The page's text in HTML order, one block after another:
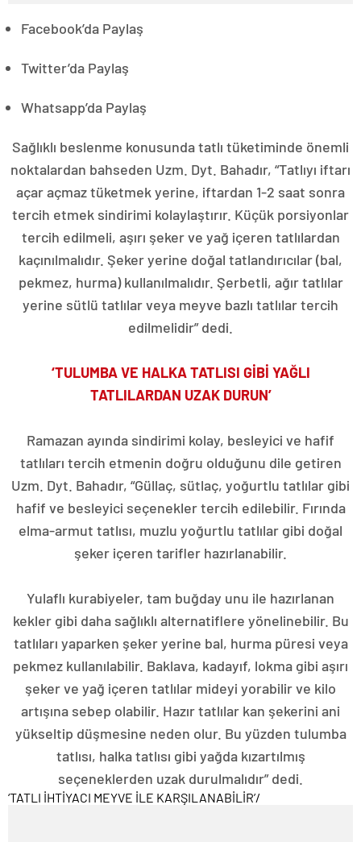
Facebook’da Paylaş
Twitter’da Paylaş
Whatsapp’da Paylaş
Sağlıklı beslenme konusunda tatlı tüketiminde önemli
noktalardan bahseden Uzm. Dyt. Bahadır, “Tatlıyı iftarı
açar açmaz tüketmek yerine, iftardan 1-2 saat sonra
tercih etmek sindirimi kolaylaştırır. Küçük porsiyonlar
tercih edilmeli, aşırı şeker ve yağ içeren tatlılardan
kaçınılmalıdır. Şeker yerine doğal tatlandırıcılar (bal,
pekmez, hurma) kullanılmalıdır. Şerbetli, ağır tatlılar
yerine sütlü tatlılar veya meyve bazlı tatlılar tercih
edilmelidir” dedi.
‘TULUMBA VE HALKA TATLISI GİBİ YAĞLI
TATLILARDAN UZAK DURUN’
Ramazan ayında sindirimi kolay, besleyici ve hafif
tatlıları tercih etmenin doğru olduğunu dile getiren
Uzm. Dyt. Bahadır, “Güllaç, sütlaç, yoğurtlu tatlılar gibi
hafif ve besleyici seçenekler tercih edilebilir. Fırında
elma-armut tatlısı, muzlu yoğurtlu tatlılar gibi doğal
şeker içeren tarifler hazırlanabilir.
Yulaflı kurabiyeler, tam buğday unu ile hazırlanan
kekler gibi daha sağlıklı alternatiflere yönelinebilir. Bu
tatlıları yaparken şeker yerine bal, hurma püresi veya
pekmez kullanılabilir. Baklava, kadayıf, lokma gibi aşırı
şeker ve yağ içeren tatlılar mideyi yorabilir ve kilo
artışına sebep olabilir. Hazır tatlılar kan şekerini ani
yükseltip düşmesine neden olur. Bu yüzden tulumba
tatlısı, halka tatlısı gibi yağda kızartılmış
seçeneklerden uzak durulmalıdır” dedi.
‘TATLI İHTİYACI MEYVE İLE KARŞILANABİLİR’/